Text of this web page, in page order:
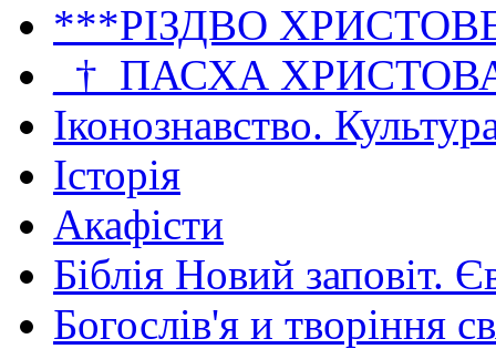
***РІЗДВО
_†_ПАСХА
Іконознавство.
Історія
Акафісти
Біблія Новий заповіт.
Богослів'я и творіння